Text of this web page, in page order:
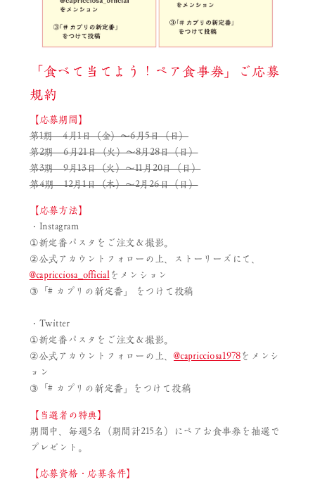
「食べて当てよう！ペア食事券」ご応募
規約
【応募期間】
第1期 4月1日（金）～6月5日（日）
第2期 6月21日（火）～8月28日（日）
第3期 9月13日（火）～11月20日（日）
第4期 12月1日（木）～2月26日（日）
【応募方法】
・Instagram
①新定番パスタをご注文＆撮影。
②公式アカウントフォローの上、ストーリーズにて、
@capricciosa_officialをメンション
③「# カプリの新定番」 をつけて投稿
・Twitter
①新定番パスタをご注文＆撮影。
②公式アカウントフォローの上、@capricciosa1978 をメンシ
ョン
③「# カプリの新定番」をつけて投稿
【当選者の特典】
期間中、毎週5名（期間計215名）にペアお食事券を抽選で
プレゼント。
【応募資格・応募条件】